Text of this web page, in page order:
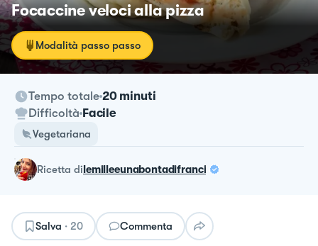
Focaccine veloci alla pizza
Modalità passo passo
Tempo totale 20 minuti
Difficoltà Facile
Vegetariana
ricetta dilemilleeunabontadifranci
Salva · 20 Commenta